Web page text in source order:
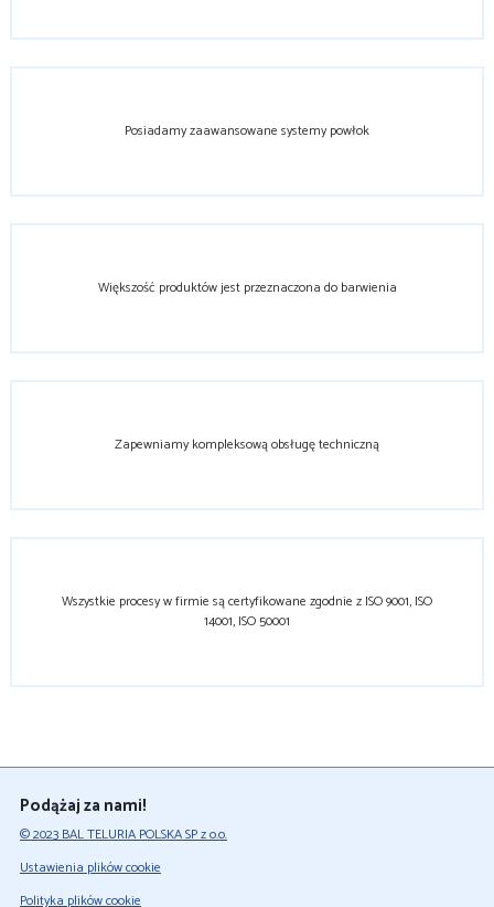
Posiadamy zaawansowane systemy powłok
Większość produktów jest przeznaczona do barwienia
Zapewniamy kompleksową obsługę techniczną
Wszystkie procesy w firmie są certyfikowane zgodnie z ISO 9001, ISO
14001, ISO 50001
Podążaj za nami!
© 2023 BAL TELURIA POLSKA SP z o.o.
Ustawienia plików cookie
Polityka plików cookie